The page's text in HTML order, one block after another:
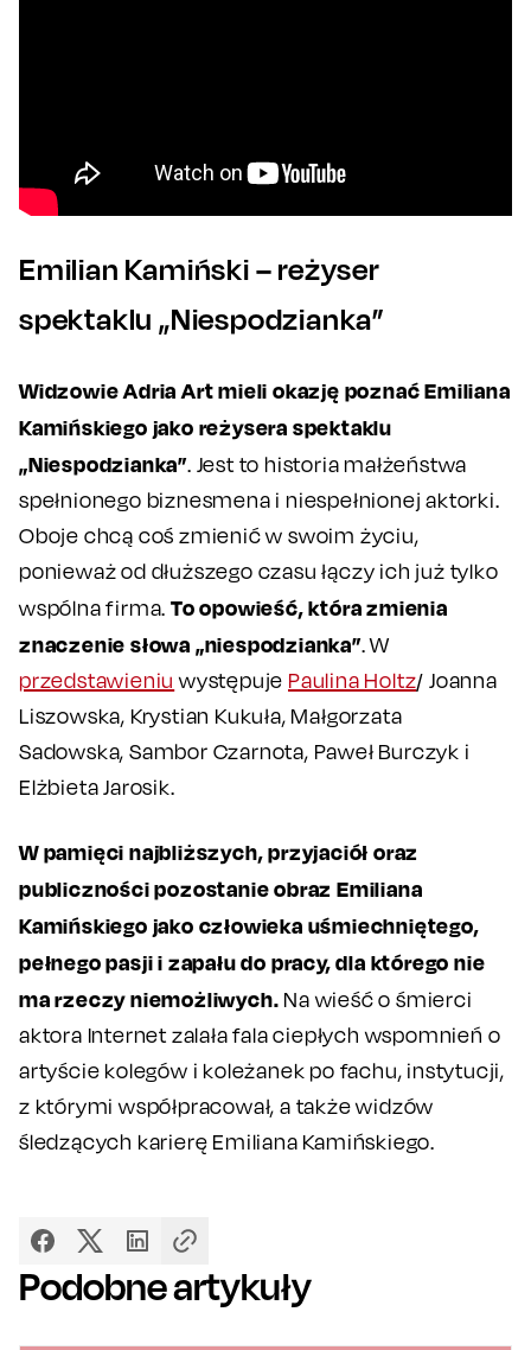
Emilian Kamiński – reżyser
spektaklu „Niespodzianka”
Widzowie Adria Art mieli okazję poznać Emiliana
Kamińskiego jako reżysera spektaklu
„Niespodzianka”. Jest to historia małżeństwa
spełnionego biznesmena i niespełnionej aktorki.
Oboje chcą coś zmienić w swoim życiu,
ponieważ od dłuższego czasu łączy ich już tylko
wspólna firma.To opowieść, która zmienia
znaczenie słowa „niespodzianka”. W
przedstawieniu występuje Paulina Holtz/ Joanna
Liszowska, Krystian Kukuła, Małgorzata
Sadowska, Sambor Czarnota, Paweł Burczyk i
Elżbieta Jarosik.
W pamięci najbliższych, przyjaciół oraz
publiczności pozostanie obraz Emiliana
Kamińskiego jako człowieka uśmiechniętego,
pełnego pasji i zapału do pracy, dla którego nie
ma rzeczy niemożliwych. Na wieść o śmierci
aktora Internet zalała fala ciepłych wspomnień o
artyście kolegów i koleżanek po fachu, instytucji,
z którymi współpracował, a także widzów
śledzących karierę Emiliana Kamińskiego.
Podobne artykuły